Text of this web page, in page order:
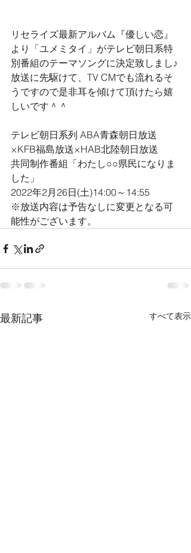
リセライズ最新アルバム『優しい恋』
より「ユメミタイ」がテレビ朝日系特
別番組のテーマソングに決定致しまし♪
放送に先駆けて、TV CMでも流れるそ
うですので是非耳を傾けて頂けたら嬉
しいです＾＾
テレビ朝日系列 ABA青森朝日放送
×KFB福島放送×HAB北陸朝日放送
共同制作番組「わたし○○県民になりま
した」
2022年2月26日(土)14:00～14:55
※放送内容は予告なしに変更となる可
能性がございます。
最新記事 すべて表示